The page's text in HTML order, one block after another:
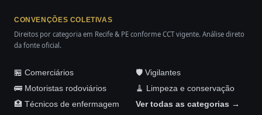
CONVENÇÕES COLETIVAS
Direitos por categoria em Recife & PE conforme CCT vigente. Análise direto
da fonte oficial.
🏪 Comerciários
🛡️ Vigilantes
🚌 Motoristas rodoviários
🧹 Limpeza e conservação
🏥 Técnicos de enfermagem
Ver todas as categorias →